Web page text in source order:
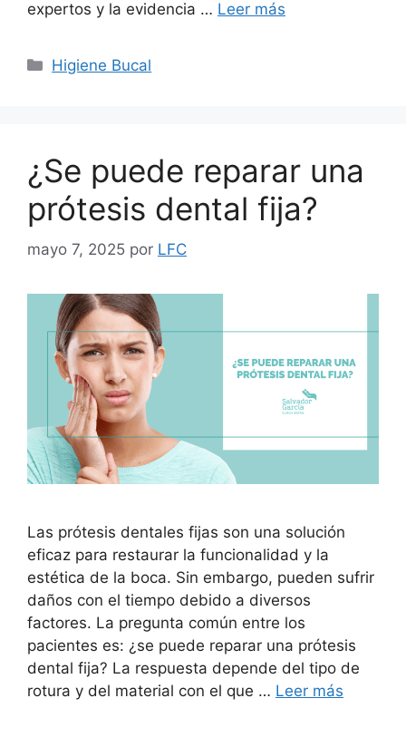
expertos y la evidencia … Leer más
Higiene Bucal
¿Se puede reparar una
prótesis dental fija?
mayo 7, 2025 por LFC
Las prótesis dentales fijas son una solución
eficaz para restaurar la funcionalidad y la
estética de la boca. Sin embargo, pueden sufrir
daños con el tiempo debido a diversos
factores. La pregunta común entre los
pacientes es: ¿se puede reparar una prótesis
dental fija? La respuesta depende del tipo de
rotura y del material con el que … Leer más